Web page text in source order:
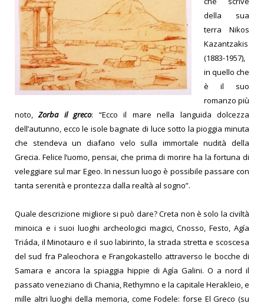
della sua
terra Nikos
Kazantzakis
(1883-1957),
in quello che
è il suo
romanzo più
noto,Zorba il greco: “Ecco il mare nella languida dolcezza
dell’autunno, ecco le isole bagnate di luce sotto la pioggia minuta
che stendeva un diafano velo sulla immortale nudità della
Grecia. Felice l’uomo, pensai, che prima di morire ha la fortuna di
veleggiare sul mar Egeo. In nessun luogo è possibile passare con
tanta serenità e prontezza dalla realtà al sogno”.
Quale descrizione migliore si può dare? Creta non è solo la civiltà
minoica e i suoi luoghi archeologici magici, Cnosso, Festo, Agía
Triáda, il Minotauro e il suo labirinto, la strada stretta e scoscesa
del sud fra Paleochora e Frangokastello attraverso le bocche di
Samara e ancora la spiaggia hippie di Agía Galini. O a nord il
passato veneziano di Chania, Rethymno e la capitale Herakleio, e
mille altri luoghi della memoria, come Fodele: forse El Greco (su